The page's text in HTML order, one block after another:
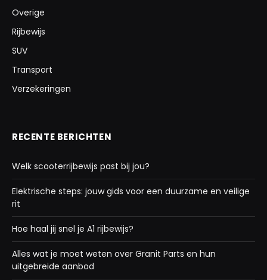
Overige
Rijbewijs
SUV
Transport
Verzekeringen
RECENTE BERICHTEN
Welk scooterrijbewijs past bij jou?
Elektrische steps: jouw gids voor een duurzame en veilige
rit
Hoe haal jij snel je A1 rijbewijs?
Alles wat je moet weten over Granit Parts en hun
uitgebreide aanbod